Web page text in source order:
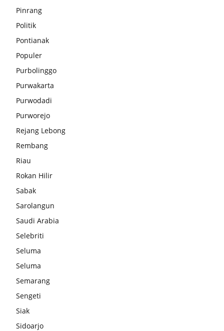
Pinrang
Politik
Pontianak
Populer
Purbolinggo
Purwakarta
Purwodadi
Purworejo
Rejang Lebong
Rembang
Riau
Rokan Hilir
Sabak
Sarolangun
Saudi Arabia
Selebriti
Seluma
Seluma
Semarang
Sengeti
Siak
Sidoarjo